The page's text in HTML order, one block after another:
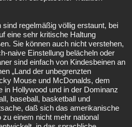
regelmäßig völlig erstaunt, bei
eine sehr kritische Haltung
Sie können auch nicht verstehen,
naive Einstellung belächeln oder
sind einfach von Kindesbeinen an
„Land der unbegrenzten
Mouse und McDonalds, dem
in Hollywood und in der Dominanz
baseball, basketball und
daß sich das amerikanische
einem nicht mehr national